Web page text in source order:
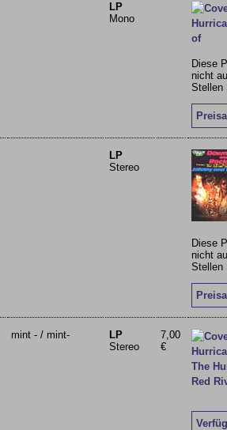
LP
Mono
Diese
nicht
Stellen
LP
Stereo
Diese
nicht
Stellen
mint - / mint-
LP
Stereo
7,00
€